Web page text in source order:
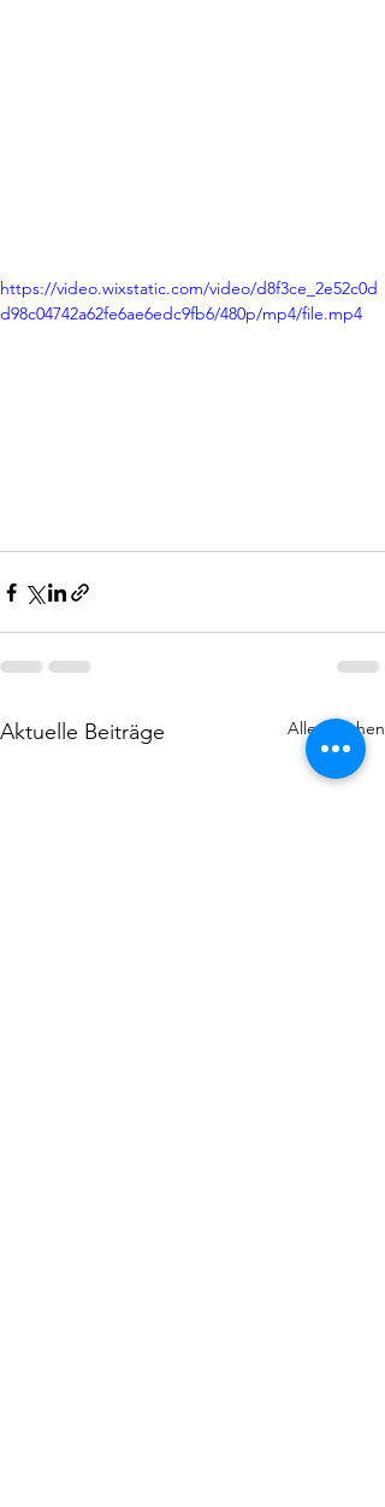
https://video.wixstatic.com/video/d8f3ce_2e52c0d
d98c04742a62fe6ae6edc9fb6/480p/mp4/file.mp4
Aktuelle Beiträge Alle ansehen